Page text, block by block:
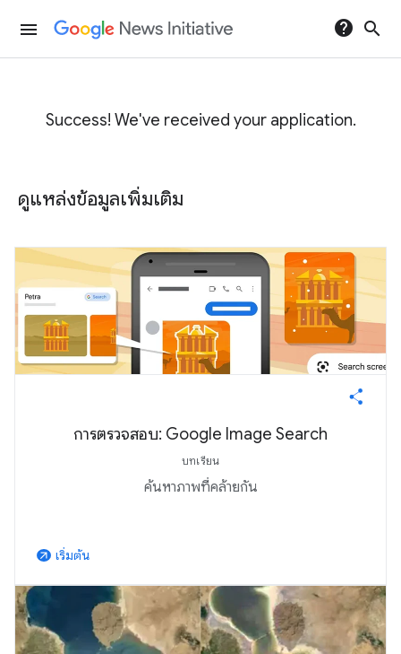
menu help search
Success! We've received your application.
ดูแหล่งข้อมูลเพิ่มเติม
การตรวจสอบ: Google Image Search
บทเรียน
ค้นหาภาพที่คล้ายกัน
arrow_outward เริ่มต้น